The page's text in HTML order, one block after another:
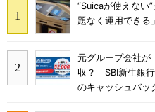
“Suicaが使えな
題なく運用できる
元グループ会社が
収？ SBI新生銀行
のキャッシュバッ